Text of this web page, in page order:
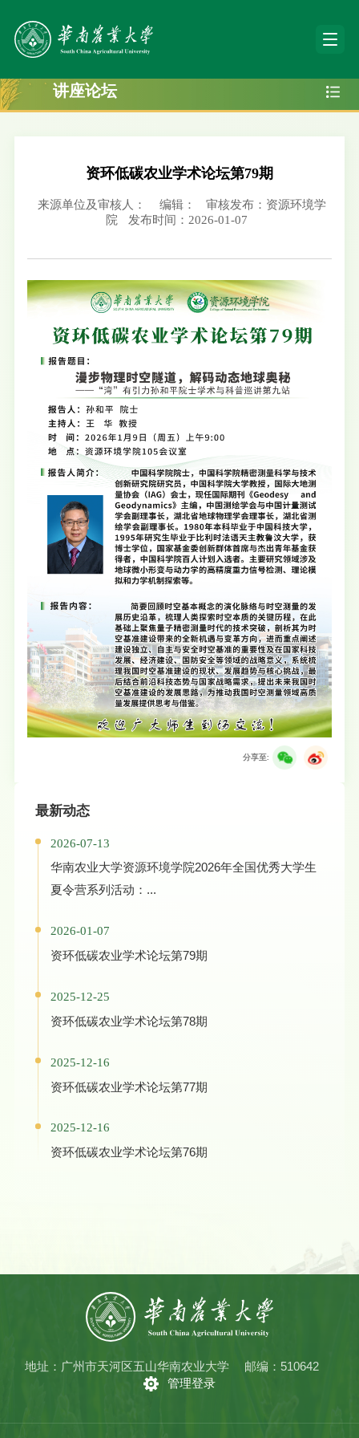
讲座论坛
资环低碳农业学术论坛第79期
来源单位及审核人： 编辑：
审核发布：资源环境学
院
发布时间：2026-01-07
分享至:
最新动态
2026-07-13
华南农业大学资源环境学院2026年全国优秀大学生
夏令营系列活动：...
2026-01-07
资环低碳农业学术论坛第79期
2025-12-25
资环低碳农业学术论坛第78期
2025-12-16
资环低碳农业学术论坛第77期
2025-12-16
资环低碳农业学术论坛第76期
地址：广州市天河区五山华南农业大学
邮编：510642
管理登录